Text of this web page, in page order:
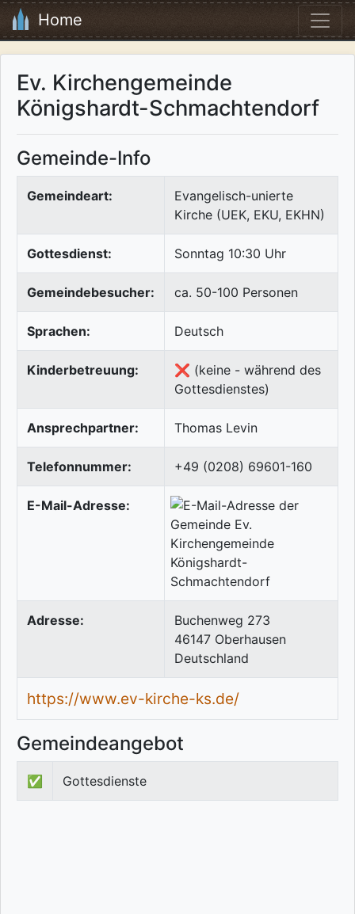
Home
Ev. Kirchengemeinde
Königshardt-Schmachtendorf
Gemeinde-Info
Gemeindeart:
Evangelisch-unierte
Kirche (UEK, EKU, EKHN)
Gottesdienst: Sonntag 10:30 Uhr
Gemeindebesucher: ca. 50-100 Personen
Sprachen: Deutsch
Kinderbetreuung:
❌ (keine - während des
Gottesdienstes)
Ansprechpartner: Thomas Levin
Telefonnummer: +49 (0208) 69601-160
E-Mail-Adresse:
Adresse:
Buchenweg 273
46147 Oberhausen
Deutschland
https://www.ev-kirche-ks.de/
Gemeindeangebot
✅ Gottesdienste